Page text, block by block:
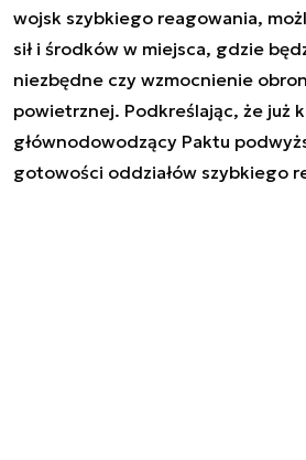
wojsk szybkiego reagowania,
sił i środków w miejsca, gdzie
niezbędne czy wzmocnienie
powietrznej. Podkreślając, że już
głównodowodzący Paktu
gotowości oddziałów szybkiego